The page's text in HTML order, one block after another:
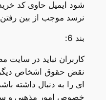
شود ایمیل حاوی کد خرید
نرسد موجب از بین
بند 6:
کاربران نباید در سایت
نقض حقوق اشخاص دیگر
ای را به دنبال داشته
خصوص امور مذهبی و